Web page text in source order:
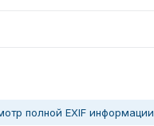
полной EXIF информации